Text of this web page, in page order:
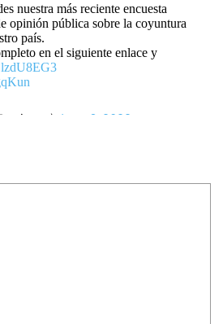
nuestra más reciente encuesta
opinión pública sobre la coyuntura
país.
en el siguiente enlace y
June 6, 2022